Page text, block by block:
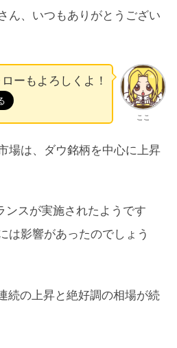
ん、いつもありがとうござい
ここ
ーもよろしくよ！
場は、ダウ銘柄を中心に上昇
ンスが実施されたようです
は影響があったのでしょう
続の上昇と絶好調の相場が続